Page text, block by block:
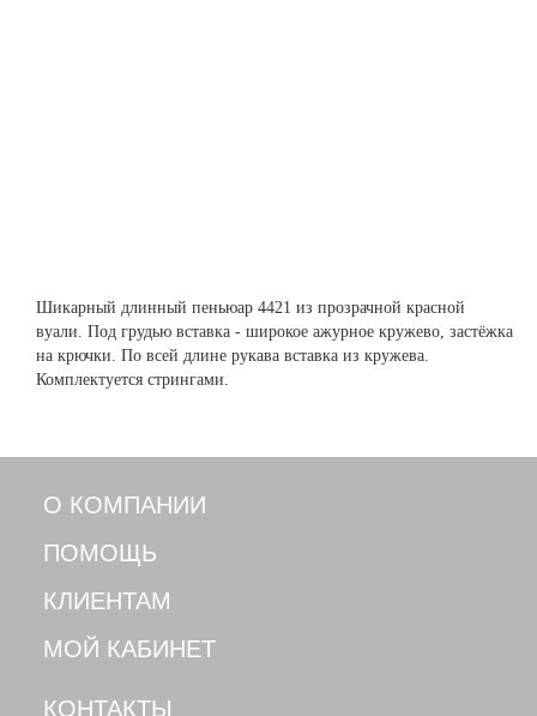
Шикарный длинный пеньюар 4421 из прозрачной красной
вуали. Под грудью вставка - широкое ажурное кружево, застёжка
на крючки. По всей длине рукава вставка из кружева.
Комплектуется стрингами.
О КОМПАНИИ
ПОМОЩЬ
КЛИЕНТАМ
МОЙ КАБИНЕТ
КОНТАКТЫ